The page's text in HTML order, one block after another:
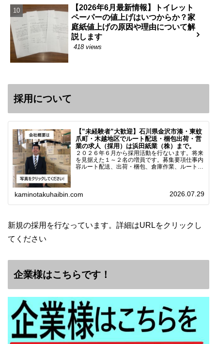
【2026年6月最新情報】トイレット
ペーパーの値上げはいつからか？家
庭紙値上げの原因や理由について解
説します
418 views
採用について
【”未経験者”大歓迎】石川県金沢市湊・東蚊
爪町・木越地区でルート配送・梱包出荷・営
業の求人（採用）は浜田紙業（株）まで。
２０２６年６月から採用活動を行ないます。将来
を見据えた１～２名の増員です。募集要項仕事内
容ルート配送、出荷・梱包、倉庫作業、ルート営
kaminotakuhaibin.com 2026.07.29
新規の採用を行なっています。詳細はURLをクリックし
てください
企業様はこちらです！